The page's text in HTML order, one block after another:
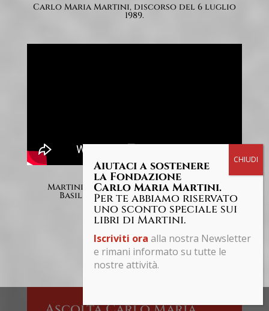
Carlo Maria Martini, discorso del 6 luglio
1989.
Martini dall'interno della cattedrale di
Basilea parla dell'Assemblea ecumenica
Aiutaci a sostenere
la Fondazione
Carlo Maria Martini.
Per te abbiamo riservato
uno sconto speciale sui
libri di Martini.
Iscriviti ora alla nostra Newsletter
e rimani informato su tutte le
nostre attività.